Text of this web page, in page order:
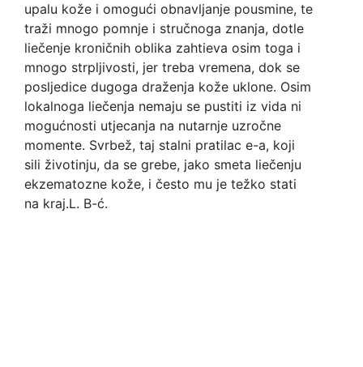
upalu kože i omogući obnavljanje pousmine, te
traži mnogo pomnje i stručnoga znanja, dotle
liečenje kroničnih oblika zahtieva osim toga i
mnogo strpljivosti, jer treba vremena, dok se
posljedice dugoga draženja kože uklone. Osim
lokalnoga liečenja nemaju se pustiti iz vida ni
mogućnosti utjecanja na nutarnje uzročne
momente. Svrbež, taj stalni pratilac e-a, koji
sili životinju, da se grebe, jako smeta liečenju
ekzematozne kože, i često mu je težko stati
na kraj.L. B-ć.